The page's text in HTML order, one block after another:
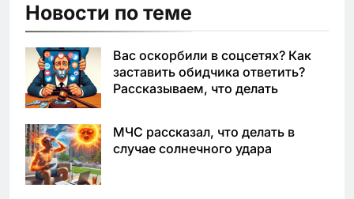
Новости по теме
Вас оскорбили в соцсетях? Как
заставить обидчика ответить?
Рассказываем, что делать
МЧС рассказал, что делать в
случае солнечного удара